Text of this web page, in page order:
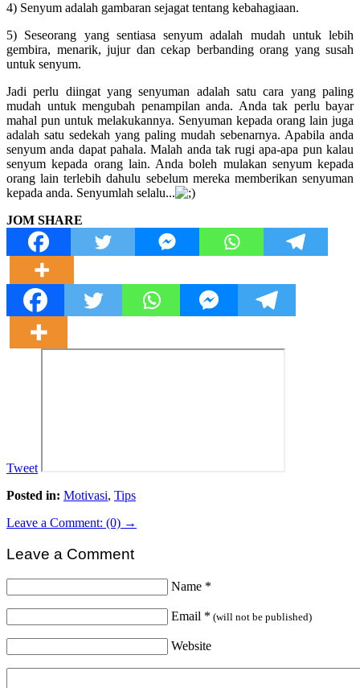
4) Senyum adalah gambaran sejagat tentang kebahagiaan.
5) Seseorang yang sentiasa senyum adalah mudah untuk lebih
gembira, menarik, jujur dan cekap berbanding orang yang susah
untuk senyum.
Jadi perlu diingat yang senyuman adalah satu cara yang paling
mudah untuk mengubah penampilan anda. Anda tak perlu bayar
mahal pun untuk melakukannya. Senyuman kepada orang lain juga
adalah satu sedekah yang paling mudah sebenarnya. Apabila anda
senyum anda dapat pahala. Malah anda tak rugi apa-apa pun kalau
senyum kepada orang lain. Anda boleh mulakan senyum kepada
orang lain terlebih dahulu sebelum mereka memberikan senyuman
kepada anda. Senyumlah selalu...
JOM SHARE
Tweet
Posted in: Motivasi, Tips
Leave a Comment: (0) →
Leave a Comment
Name *
Email * (will not be published)
Website